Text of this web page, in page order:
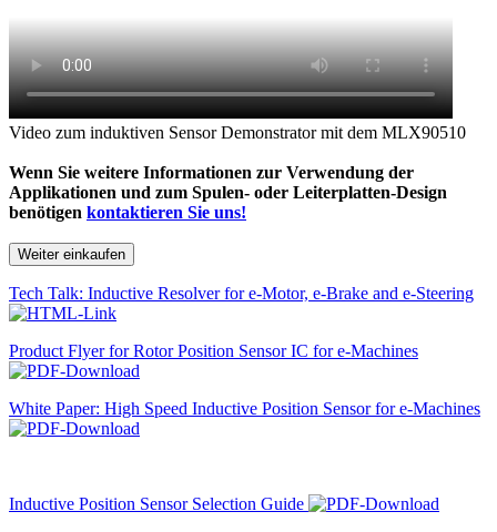
Video zum induktiven Sensor Demonstrator mit dem MLX90510
Wenn Sie weitere Informationen zur Verwendung der
Applikationen und zum Spulen- oder Leiterplatten-Design
benötigen kontaktieren Sie uns!
Weiter einkaufen
Tech Talk: Inductive Resolver for e-Motor, e-Brake and e-Steering
Product Flyer for Rotor Position Sensor IC for e-Machines
White Paper: High Speed Inductive Position Sensor for e-Machines
Inductive Position Sensor Selection Guide